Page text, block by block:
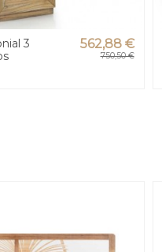
3
562,88 €
750,50 €